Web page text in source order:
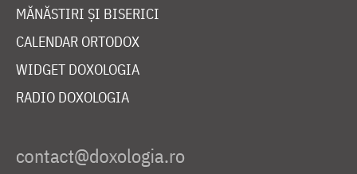
MĂNĂSTIRI ȘI BISERICI
CALENDAR ORTODOX
WIDGET DOXOLOGIA
RADIO DOXOLOGIA